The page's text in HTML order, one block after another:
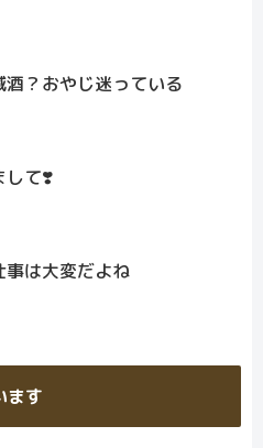
酒？おやじ迷っている
して❣️
事は大変だよね
ます